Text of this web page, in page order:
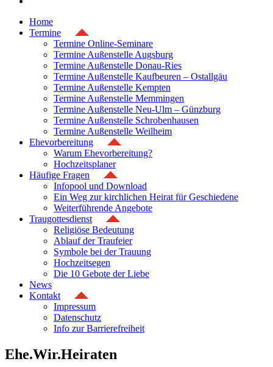
Home
Termine
Termine Online-Seminare
Termine Außenstelle Augsburg
Termine Außenstelle Donau-Ries
Termine Außenstelle Kaufbeuren – Ostallgäu
Termine Außenstelle Kempten
Termine Außenstelle Memmingen
Termine Außenstelle Neu-Ulm – Günzburg
Termine Außenstelle Schrobenhausen
Termine Außenstelle Weilheim
Ehevorbereitung
Warum Ehevorbereitung?
Hochzeitsplaner
Häufige Fragen
Infopool und Download
Ein Weg zur kirchlichen Heirat für Geschiedene
Weiterführende Angebote
Traugottesdienst
Religiöse Bedeutung
Ablauf der Traufeier
Symbole bei der Trauung
Hochzeitsegen
Die 10 Gebote der Liebe
News
Kontakt
Impressum
Datenschutz
Info zur Barrierefreiheit
Ehe.Wir.Heiraten